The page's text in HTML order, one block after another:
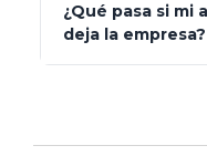
libres de
¿Qué pasa si mi
deja la empresa?